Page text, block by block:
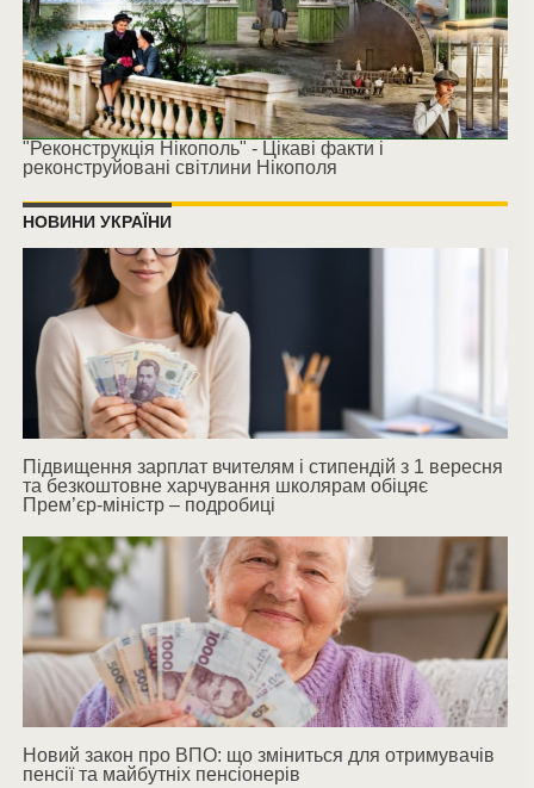
"Реконструкція Нікополь" - Цікаві факти і
реконструйовані світлини Нікополя
НОВИНИ УКРАЇНИ
Підвищення зарплат вчителям і стипендій з 1 вересня
та безкоштовне харчування школярам обіцяє
Прем’єр-міністр – подробиці
Новий закон про ВПО: що зміниться для отримувачів
пенсії та майбутніх пенсіонерів